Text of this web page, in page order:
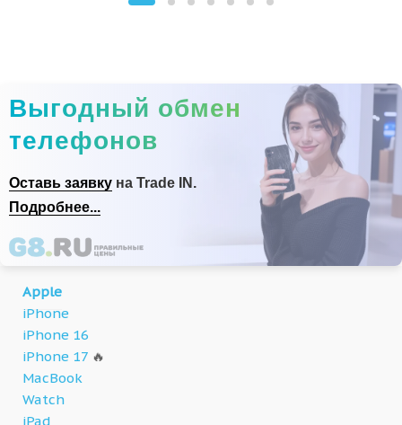
Выгодный обмен
телефонов
Оставь заявку на Trade IN.
Подробнее...
Apple
iPhone
iPhone 16
iPhone 17 🔥
MacBook
Watch
iPad